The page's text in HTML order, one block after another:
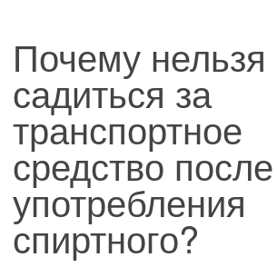
Почему нельзя
садиться за
транспортное
средство после
употребления
спиртного?